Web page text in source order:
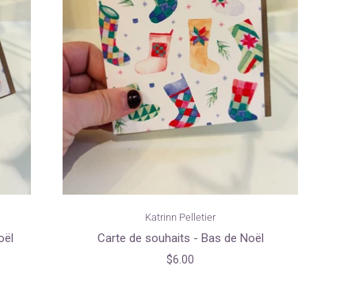
Katrinn Pelletier
Carte de souhaits - Bas de Noël
$6.00